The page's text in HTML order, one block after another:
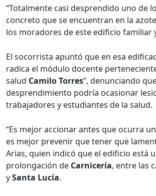
“Totalmente casi desprendido uno de
concreto que se encuentran en la
los moradores de este edificio familiar
El socorrista apuntó que en esa
radica el módulo docente
salud Camilo Torres”, denunciando
desprendimiento podría ocasionar
trabajadores y estudiantes de la salud.
“Es mejor accionar antes que ocurra
es mejor prevenir que tener que
Arias, quien indicó que el edificio está
prolongación de Carnicería, entre las
ySanta Lucía.